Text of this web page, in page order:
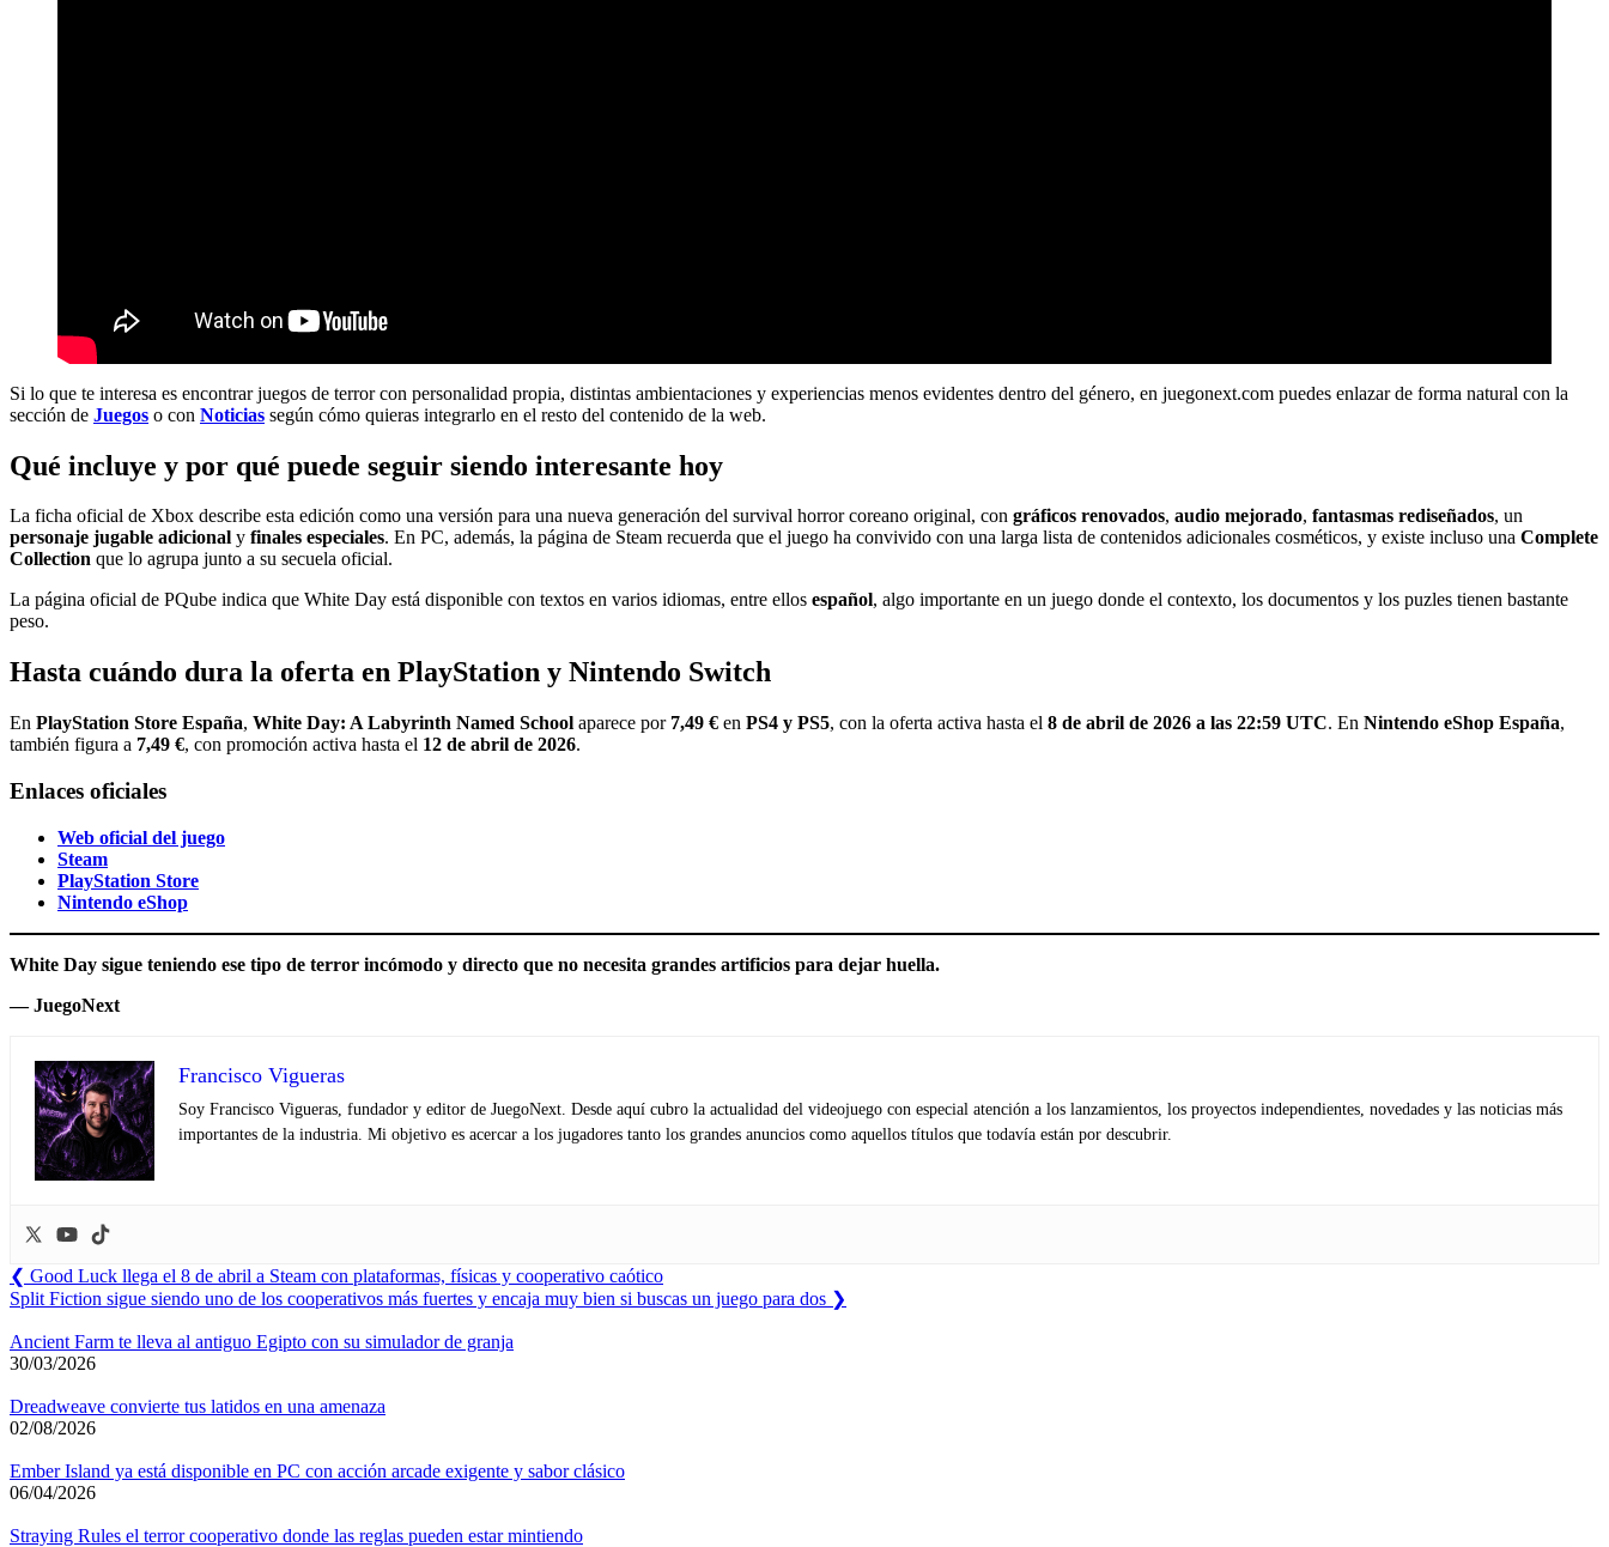
Si lo que te interesa es encontrar juegos de terror con personalidad propia, distintas ambientaciones y experiencias menos evidentes dentro del género, en juegonext.com puedes enlazar de forma natural con la
sección de Juegos o con Noticias según cómo quieras integrarlo en el resto del contenido de la web.
Qué incluye y por qué puede seguir siendo interesante hoy
La ficha oficial de Xbox describe esta edición como una versión para una nueva generación del survival horror coreano original, con gráficos renovados, audio mejorado, fantasmas rediseñados, un
personaje jugable adicional y finales especiales. En PC, además, la página de Steam recuerda que el juego ha convivido con una larga lista de contenidos adicionales cosméticos, y existe incluso una Complete
Collection que lo agrupa junto a su secuela oficial.
La página oficial de PQube indica que White Day está disponible con textos en varios idiomas, entre ellos español, algo importante en un juego donde el contexto, los documentos y los puzles tienen bastante
peso.
Hasta cuándo dura la oferta en PlayStation y Nintendo Switch
En PlayStation Store España, White Day: A Labyrinth Named School aparece por 7,49 € en PS4 y PS5, con la oferta activa hasta el 8 de abril de 2026 a las 22:59 UTC. En Nintendo eShop España,
también figura a 7,49 €, con promoción activa hasta el 12 de abril de 2026.
Enlaces oficiales
Web oficial del juego
Steam
PlayStation Store
Nintendo eShop
White Day sigue teniendo ese tipo de terror incómodo y directo que no necesita grandes artificios para dejar huella.
— JuegoNext
Francisco Vigueras
Soy Francisco Vigueras, fundador y editor de JuegoNext. Desde aquí cubro la actualidad del videojuego con especial atención a los lanzamientos, los proyectos independientes, novedades y las noticias más
importantes de la industria. Mi objetivo es acercar a los jugadores tanto los grandes anuncios como aquellos títulos que todavía están por descubrir.
Navegación
de
entradas
❮ Previous
Post:
Good Luck llega el 8 de abril a Steam con plataformas, físicas y cooperativo caótico
Next
Split Fiction sigue siendo uno de los cooperativos más fuertes y encaja muy bien si buscas un juego para dos ❯
Ancient Farm te lleva al antiguo Egipto con su simulador de granja
30/03/2026
Dreadweave convierte tus latidos en una amenaza
02/08/2026
Ember Island ya está disponible en PC con acción arcade exigente y sabor clásico
06/04/2026
Straying Rules el terror cooperativo donde las reglas pueden estar mintiendo